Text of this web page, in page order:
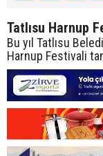
Tatlısu Harnup
Bu yıl Tatlısu
Harnup Festivali